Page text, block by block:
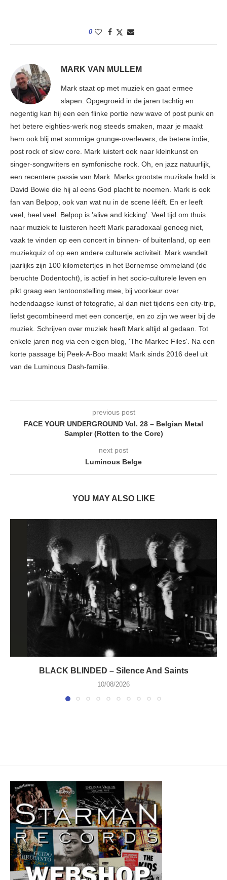
0
MARK VAN MULLEM
Mark staat op met muziek en gaat ermee
slapen. Opgegroeid in de jaren tachtig en
negentig kan hij een een flinke portie new wave of post punk en
het betere eighties-werk nog steeds smaken, maar je maakt
hem ook blij met sommige grunge-overlevers, de betere indie,
post rock of slow core. Mark luistert ook naar kleinkunst en
singer-songwriters en symfonische rock. Oh, en jazz natuurlijk,
een recentere passie van Mark. Marks grootste muzikale held is
David Bowie die hij al eens God placht te noemen. Mark is ook
fan van Belpop, ook van wat nu in de scene lééft. En er leeft
veel, heel veel. Belpop is 'alive and kicking'. Veel tijd om thuis
naar muziek te luisteren heeft Mark paradoxaal genoeg niet,
vaak te vinden op een concert in binnen- of buitenland, op een
muziekquiz of op een andere culturele activiteit. Mark wandelt
jaarlijks zijn 100 kilometertjes in het Bornemse ommeland (de
beruchte Dodentocht), is actief in het socio-culturele leven en
pikt graag een tentoonstelling mee, bij voorkeur over
hedendaagse kunst of fotografie, al dan niet tijdens een city-trip,
liefst gecombineerd met een concertje, en zo zijn we weer bij de
muziek. Schrijven over muziek heeft Mark altijd al gedaan. Tot
enkele jaren nog via een eigen blog, 'The Markec Files'. Na een
korte passage bij Peek-A-Boo maakt Mark sinds 2016 deel uit
van de Luminous Dash-familie.
previous post
FACE YOUR UNDERGROUND Vol. 28 – Belgian Metal
Sampler (Rotten to the Core)
next post
Luminous Belge
YOU MAY ALSO LIKE
BLACK BLINDED – Silence And Saints
10/08/2026